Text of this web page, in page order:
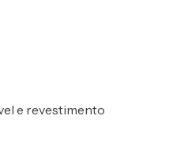
e revestimento